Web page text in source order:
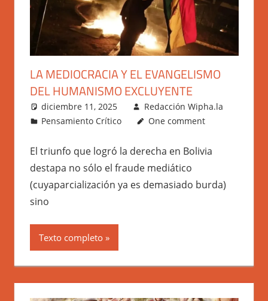
LA MEDIOCRACIA Y EL EVANGELISMO
DEL HUMANISMO EXCLUYENTE
diciembre 11, 2025
Redacción Wipha.la
Pensamiento Crítico
One comment
El triunfo que logró la derecha en Bolivia
destapa no sólo el fraude mediático
(cuyaparcialización ya es demasiado burda)
sino
Texto completo